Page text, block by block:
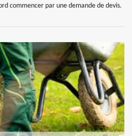
commencer par une demande de devis.